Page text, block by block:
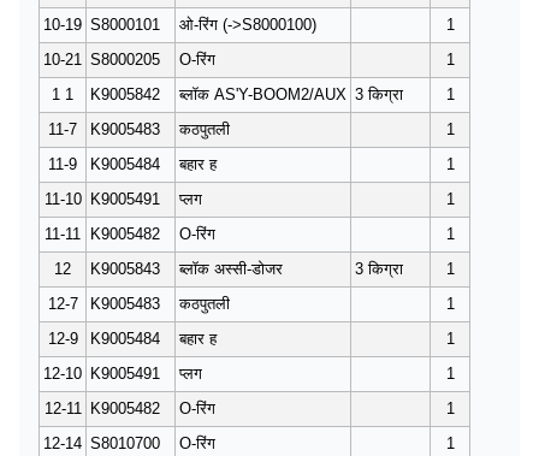
10-19 S8000101 ओ-रिंग (->S8000100)
1
10-21 S8000205 O-रिंग
1
1 1
K9005842 ब्लॉक AS'Y-BOOM2/AUX 3 किग्रा
1
11-7
K9005483 कठपुतली
1
11-9
K9005484 बहार ह
1
11-10
K9005491 प्लग
1
11-11
K9005482 O-रिंग
1
12
K9005843 ब्लॉक अस्सी-डोजर 3 किग्रा
1
12-7
K9005483 कठपुतली
1
12-9
K9005484 बहार ह
1
12-10 K9005491 प्लग
1
12-11
K9005482 O-रिंग
1
12-14 S8010700 O-रिंग
1